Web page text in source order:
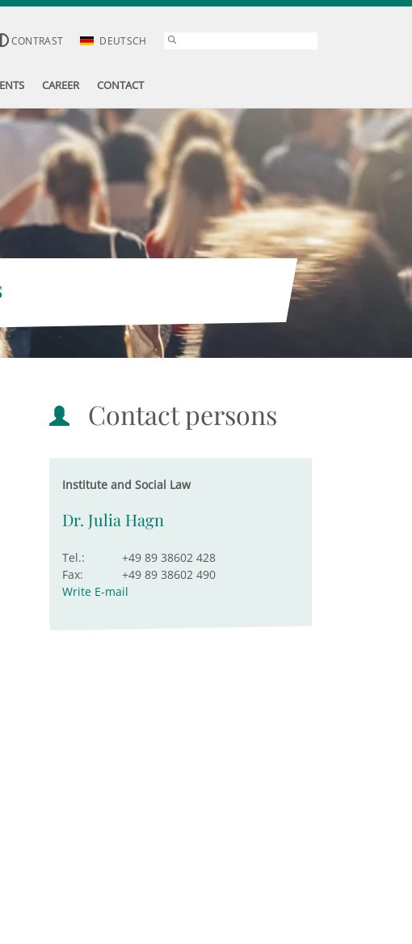
CONTRAST DEUTSCH
CAREER CONTACT
Contact persons
Institute and Social Law
Dr. Julia Hagn
Tel.:
+49 89 38602 428
Fax:
+49 89 38602 490
Write E-mail